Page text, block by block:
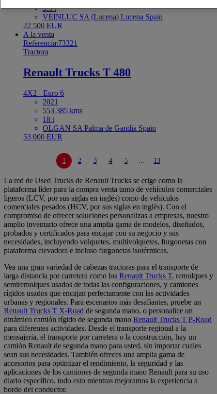
3.5 t
VEINLUC SA (Lucena) Lucena Spain
22 500 EUR
A la venta
Referencia:73321
Tractora
Renault Trucks T 480
4X2 - Euro 6
2021
553 385 kms
18 t
OLGAN SA Palma de Gandia Spain
53 000 EUR
1 2 3 4 5 13
La red de Used Trucks de Renault Trucks se erige como la
plataforma líder para la compra venta tanto de vehículos comerciales
ligeros (LCV, por sus siglas en inglés) como de vehículos
comerciales pesados (HCV, por sus siglas en inglés). Con el
compromiso de ofrecer soluciones personalizas a empresas, nuestro
amplio inventario ofrece una amplia gama de modelos, diseñados,
probados y certificados para encajar con su negocio y sus
necesidades, incluyendo volquetes, multivolquetes, furgonetas con
plataforma elevadora e incluso furgonetas isotérmicas.
Vea una gran variedad de cabezas tractoras para el transporte de
larga distancia por carretera como los Renault Trucks T, remolques y
semiremolques usados de todas las configuraciones, y camiones
rígidos usados que encajan perfectamente con las actividades
urbanas y regionales. Para escenarios más desafiantes, pruebe un
Renault Trucks T X-Road de segunda mano, o personalice un
dinámico camión rígido de segunda mano Renault Trucks T P-Road
para diferentes actividades. Desde el transporte regional a la
mensajería, el transporte por carretera o la construcción, hay un
camión Renault de segunda mano para usted, sin importar cuales
sean sus necesidades. También ofreces una amplia gama de
accesorios para optimizar el rendimiento, la seguridad y las
aplicaciones de los camiones de segunda mano Renault para su uso
diario específico, todo esto mientras mejoramos la experiencia a
bordo del conductor.